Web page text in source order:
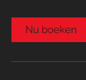
Nu boeken